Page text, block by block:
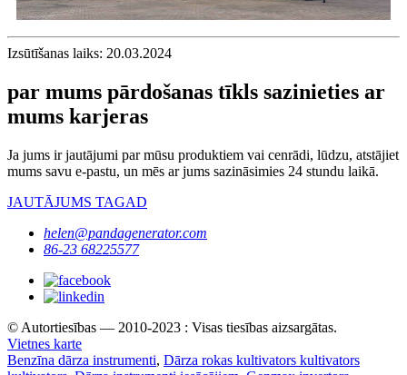
Izsūtīšanas laiks: 20.03.2024
par mums pārdošanas tīkls sazinieties ar
mums karjeras
Ja jums ir jautājumi par mūsu produktiem vai cenrādi, lūdzu, atstājiet
mums savu e-pastu, un mēs ar jums sazināsimies 24 stundu laikā.
JAUTĀJUMS TAGAD
helen@pandagenerator.com
86-23 68225577
© Autortiesības — 2010-2023 : Visas tiesības aizsargātas.
Vietnes karte
Benzīna dārza instrumenti, Dārza rokas kultivators kultivators